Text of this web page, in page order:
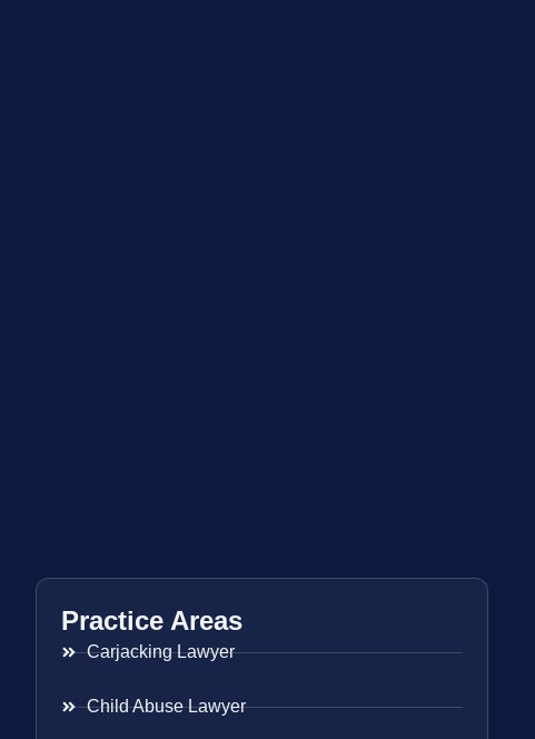
Practice Areas
Carjacking Lawyer
Child Abuse Lawyer